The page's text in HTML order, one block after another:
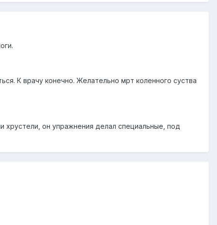
К врачу конечно. Желательно мрт коленного суства
хрустели, он упражнения делал специальные, под